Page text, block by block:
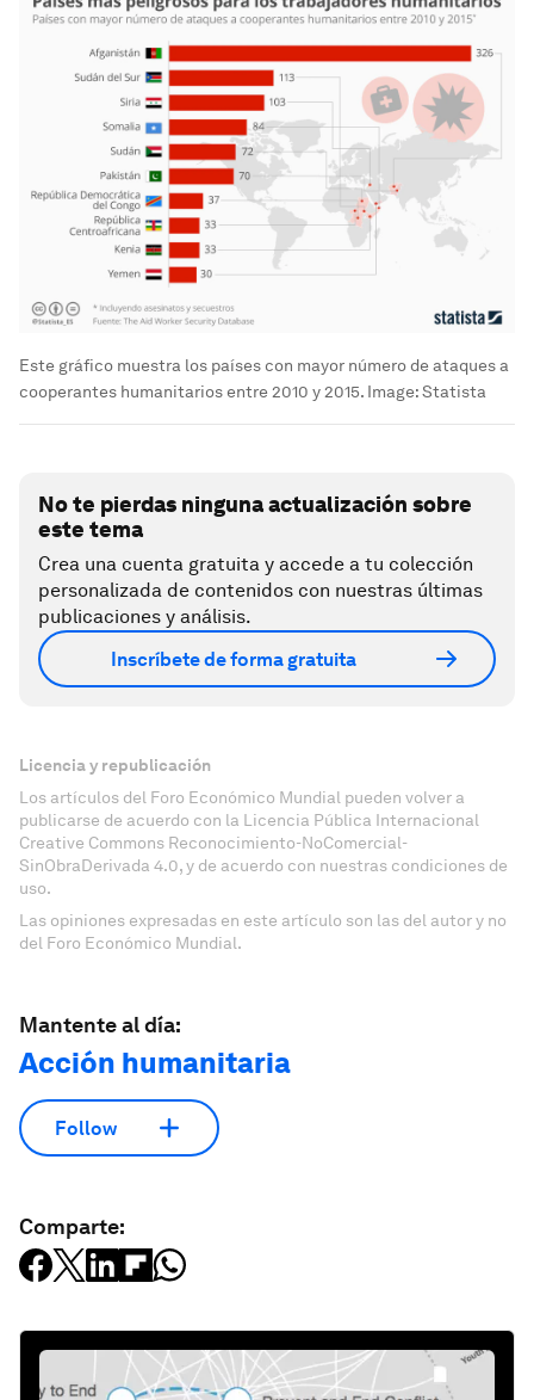
Este gráfico muestra los países con mayor número de ataques a
cooperantes humanitarios entre 2010 y 2015. Image:Statista
No te pierdas ninguna actualización sobre
este tema
Crea una cuenta gratuita y accede a tu colección
personalizada de contenidos con nuestras últimas
publicaciones y análisis.
Inscríbete de forma gratuita
Licencia y republicación
Los artículos del Foro Económico Mundial pueden volver a
publicarse de acuerdo con la Licencia Pública Internacional
Creative Commons Reconocimiento-NoComercial-
SinObraDerivada 4.0, y de acuerdo con nuestras condiciones de
uso.
Las opiniones expresadas en este artículo son las del autor y no
del Foro Económico Mundial.
Mantente al día:
Acción humanitaria
Follow
Comparte: